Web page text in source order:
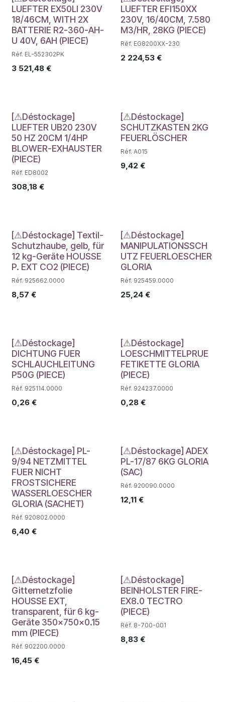
Déstockage
LUEFTER EX50LI 230V
18/46CM, WITH 2X
BATTERIE R2-360-AH-
U 40V, 6AH (PIECE)
Réf. EL-552302PK
3 521,48 €
Déstockage
LUEFTER EFI150XX
230V, 16/40CM, 7.580
M3/HR, 28KG (PIECE)
Réf. EG8200XX-230
2 224,53€
Déstockage
[⚠Déstockage]
LUEFTER UB20 230V
50 HZ 20CM 1/4HP
BLOWER-EXHAUSTER
(PIECE)
Réf. ED8002
308,18 €
Déstockage
[⚠Déstockage]
SCHUTZKASTEN 2KG
FEUERLÖSCHER
Réf. A015
9,42 €
Déstockage
[⚠Déstockage] Textil-
Schutzhaube, gelb, für
12 kg-Geräte HOUSSE
P. EXT CO2 (PIECE)
Réf. 925662.0000
8,57 €
Déstockage
[⚠Déstockage]
MANIPULATIONSSCH
UTZ FEUERLOESCHER
GLORIA
Réf. 925459.0000
25,24€
Déstockage
[⚠Déstockage]
DICHTUNG FUER
SCHLAUCHLEITUNG
P50G (PIECE)
Réf. 925114.0000
0,26 €
Déstockage
[⚠Déstockage]
LOESCHMITTELPRUE
FETIKETTE GLORIA
(PIECE)
Réf. 924237.0000
0,28€
Déstockage
[⚠Déstockage] PL-
9/94 NETZMITTEL
FUER NICHT
FROSTSICHERE
WASSERLOESCHER
GLORIA (SACHET)
Réf. 920802.0000
6,40 €
Déstockage
[⚠Déstockage] ADEX
PL-17/87 6KG GLORIA
(SAC)
Réf. 920090.0000
12,11€
Déstockage
[⚠Déstockage]
Gitternetzfolie
HOUSSE EXT,
transparent, für 6 kg-
Geräte 350x750x0.15
mm (PIECE)
Réf. 902200.0000
16,45 €
Déstockage
[⚠Déstockage]
BEINHOLSTER FIRE-
EX8.0 TECTRO
(PIECE)
Réf. 8-700-001
8,83€